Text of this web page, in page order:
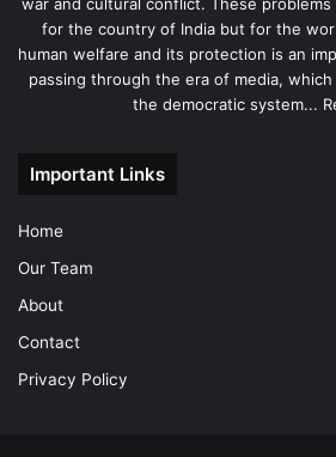
for the country of India but for the
human welfare and its protection is an
passing through the era of media,
the democratic system...
Important Links
Home
Our Team
About
Contact
Privacy Policy